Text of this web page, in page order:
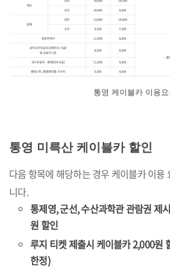
통영 케이블카 이용요
통영 미륵산 케이블카 할인
다음 항목에 해당하는 경우 케이블카 이용
니다.
통제영, 군선, 수산과학관 관람권 제
원 할인
루지 티켓 제출시 케이블카 2,000원
한정)